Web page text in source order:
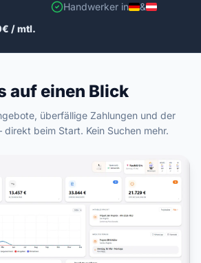
Handwerker in
&
/ mtl.
auf einen Blick
überfällige Zahlungen und der
direkt beim Start. Kein Suchen mehr.